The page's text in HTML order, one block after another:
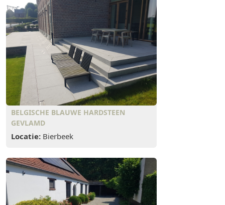
BELGISCHE BLAUWE HARDSTEEN
GEVLAMD
Locatie: Bierbeek